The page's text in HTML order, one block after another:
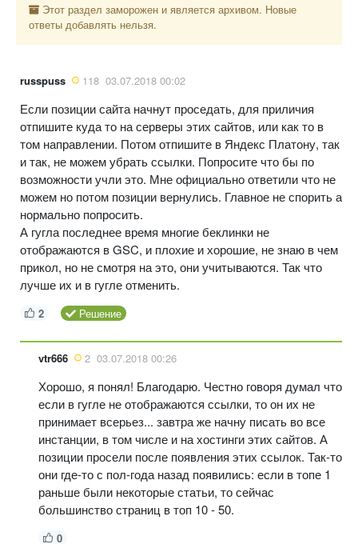
Этот раздел заморожен и является архивом. Новые
ответы добавлять нельзя.
russpuss 118 03.07.2018 00:02
Если позиции сайта начнут проседать, для приличия
отпишите куда то на серверы этих сайтов, или как то в
том направлении. Потом отпишите в Яндекс Платону, так
и так, не можем убрать ссылки. Попросите что бы по
возможности учли это. Мне официально ответили что не
можем но потом позиции вернулись. Главное не спорить а
нормально попросить.
А гугла последнее время многие беклинки не
отображаются в GSC, и плохие и хорошие, не знаю в чем
прикол, но не смотря на это, они учитываются. Так что
лучше их и в гугле отменить.
2 Решение
vtr666 2 03.07.2018 00:26
Хорошо, я понял! Благодарю. Честно говоря думал что
если в гугле не отображаются ссылки, то он их не
принимает всерьез... завтра же начну писать во все
инстанции, в том числе и на хостинги этих сайтов. А
позиции просели после появления этих ссылок. Так-то
они где-то с пол-года назад появились: если в топе 1
раньше были некоторые статьи, то сейчас
большинство страниц в топ 10 - 50.
0